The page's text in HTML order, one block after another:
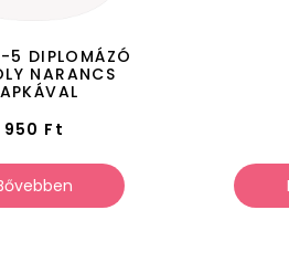
DIPLOMÁZÓ
NARANCS
950 Ft